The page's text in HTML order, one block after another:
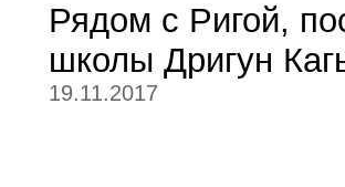
Рядом с Ригой,
школы Дригун
19.11.2017